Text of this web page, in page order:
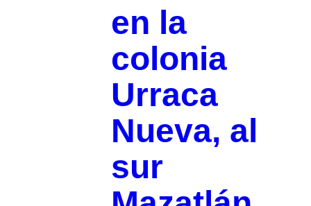
en la
colonia
Urraca
Nueva, al
sur